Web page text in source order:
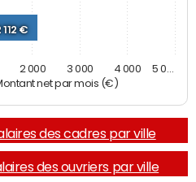
net par mois (€)
112 €
2 000 3 000 4 000 5 0…
des cadres par ville
des ouvriers par ville